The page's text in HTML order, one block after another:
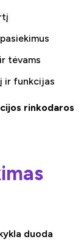
tėvams
ir funkcijas
rinkodaros
duoda